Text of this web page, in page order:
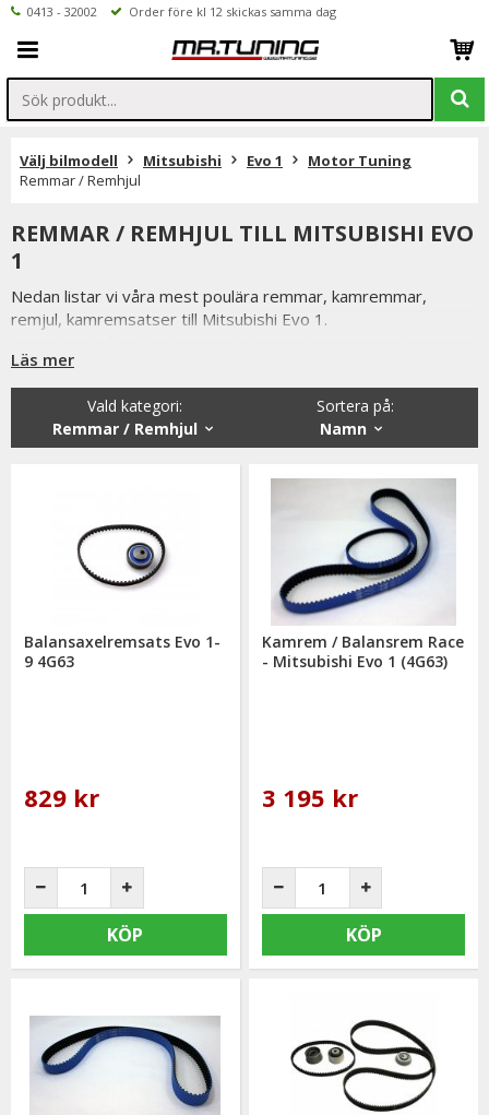
0413 - 32002 Order före kl 12 skickas samma dag
Välj bilmodell Mitsubishi Evo 1
Motor Tuning
Remmar / Remhjul
REMMAR / REMHJUL TILL MITSUBISHI EVO
1
Nedan listar vi våra mest poulära remmar, kamremmar,
remjul, kamremsatser till Mitsubishi Evo 1.
Vi på Mr Tuning har själva ett stort intresse för bilstyling &
biltuning, därför vet vi att de produkter vi erbjuder håller
måttet då vi aldrig skulle erbjuda någonting vi själva inte skulle
välja att använda.
Läs mer
Sortera på:
Namn
Vald kategori:
Remmar / Remhjul
Balansaxelremsats Evo 1-
9 4G63
829 kr
KÖP
Kamrem / Balansrem Race
- Mitsubishi Evo 1 (4G63)
3 195 kr
KÖP